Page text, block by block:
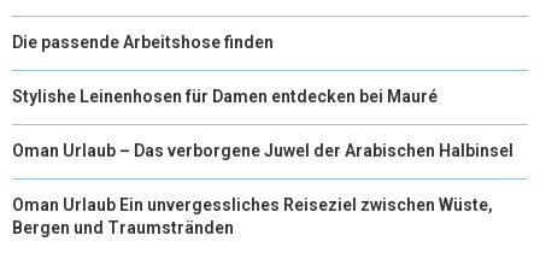
Die passende Arbeitshose finden
Stylishe Leinenhosen für Damen entdecken bei Mauré
Oman Urlaub – Das verborgene Juwel der Arabischen Halbinsel
Oman Urlaub Ein unvergessliches Reiseziel zwischen Wüste,
Bergen und Traumstränden